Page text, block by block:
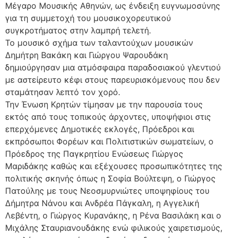
Μέγαρο Μουσικής Αθηνών, ως ένδειξη ευγνωμοσύνης
για τη συμμετοχή του μουσικοχορευτικού
συγκροτήματος στην λαμπρή τελετή.
Το μουσικό σχήμα των ταλαντούχων μουσικών
Δημήτρη Βακάκη και Γιώργου Ψαρουδάκη
δημιούργησαν μια ατμόσφαιρα παραδοσιακού γλεντιού
με αστείρευτο κέφι στους παρευρισκόμενους που δεν
σταμάτησαν λεπτό τον χορό.
Την Ένωση Κρητών τίμησαν με την παρουσία τους
εκτός από τους τοπικούς άρχοντες, υποψήφιοι στις
επερχόμενες Δημοτικές εκλογές, Πρόεδροι και
εκπρόσωποι Φορέων και Πολιτιστικών σωματείων, ο
Πρόεδρος της Παγκρητίου Ενώσεως Γιώργος
Μαριδάκης καθώς και εξέχουσες προσωπικότητες της
πολιτικής σκηνής όπως η Σοφία Βούλτεψη, ο Γιώργος
Πατούλης με τους Νεοσμυρνιώτες υποψηφίους του
Δήμητρα Νάνου και Ανδρέα Πάγκαλη, η Αγγελική
Λεβέντη, ο Γιώργος Κυρανάκης, η Ρένα Βασιλάκη και ο
Μιχάλης Σταυριανουδάκης ενώ φιλικούς χαιρετισμούς,